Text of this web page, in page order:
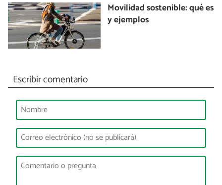
Movilidad sostenible: qué es
y ejemplos
Escribir comentario